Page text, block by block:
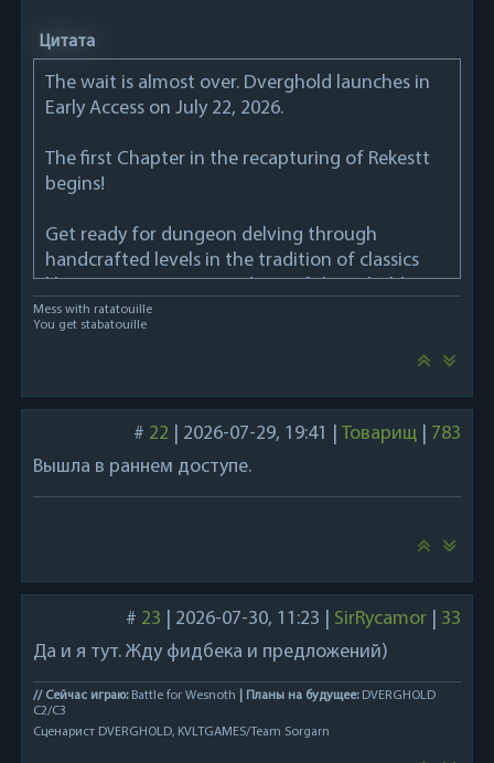
Цитата
The wait is almost over. Dverghold launches in
Early Access on July 22, 2026.
The first Chapter in the recapturing of Rekestt
begins!
Get ready for dungeon delving through
handcrafted levels in the tradition of classics
like Dungeon Master and Eye of the Beholder.
Tactical turn-based combat that rewards
positioning, environmental awareness, and
when it is time to retreat! Between expeditions,
return to your basecamp near the mining town
of Gravhollow, recruit new mercenaries from
Splendorius and Kurald Galain. The game will
have full Japanese localization on initial Early
Access launch.
The road ahead:
Dverghold will unfold episodically through Early
Mess with ratatouille
You get stabatouille
# 22 2026-07-29, 19:41 Товарищ| 783
Вышла в раннем доступе.
# 23 2026-07-30, 11:23 SirRycamor| 33
Да и я тут. Жду фидбека и предложений)
// Сейчас играю:Battle for Wesnoth | Планы на будущее:DVERGHOLD
C2/C3
Сценарист DVERGHOLD, KVLTGAMES/Team Sorgarn